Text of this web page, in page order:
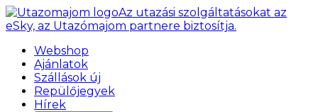
Az utazási szolgáltatásokat az
eSky, az Utazómajom partnere biztosítja.
Webshop
Ajánlatok
Szállások új
Repülőjegyek
Hírek